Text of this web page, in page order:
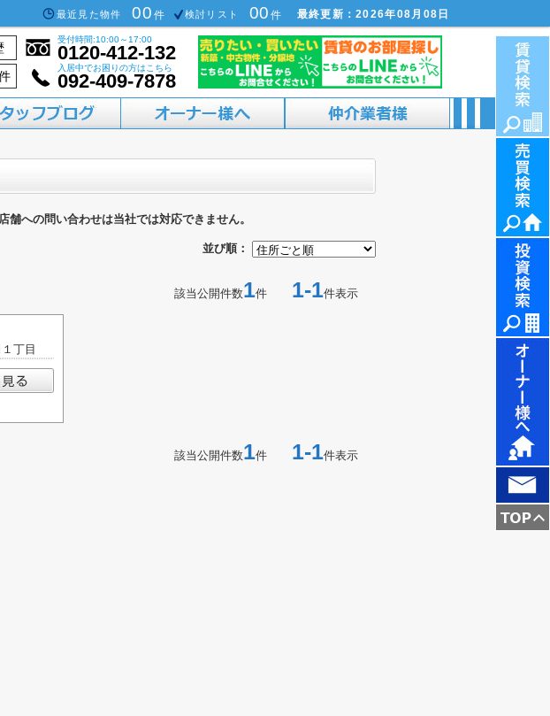
最近見た物件 00 件 検討リスト 00 件 最終更新：2026年08月08日
受付時間:10:00～17:00
0120-412-132
入居中でお困りの方はこちら
092-409-7878
への問い合わせは当社では対応できません。
並び順：
該当公開件数1件 1-1件表示
丁目
該当公開件数1件 1-1件表示